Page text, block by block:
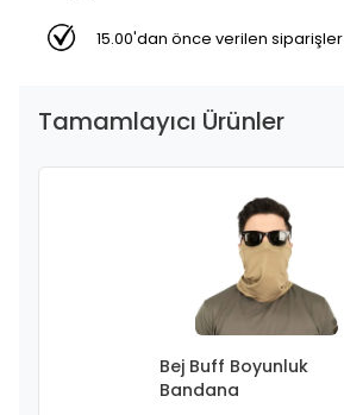
15.00'dan önce verilen
Tamamlayıcı Ürünler
Bej Buff Boyunluk
Bandana